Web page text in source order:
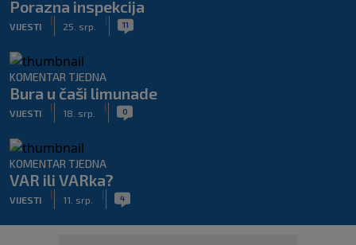
Porazna inspekcija
VIJESTI
|
25. srp.
| 11
KOMENTAR TJEDNA
Bura u čaši limunade
VIJESTI
|
18. srp.
| 0
KOMENTAR TJEDNA
VAR ili VARka?
VIJESTI
|
11. srp.
| 4